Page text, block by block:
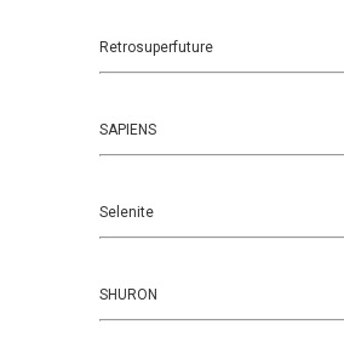
Retrosuperfuture
SAPIENS
Selenite
SHURON